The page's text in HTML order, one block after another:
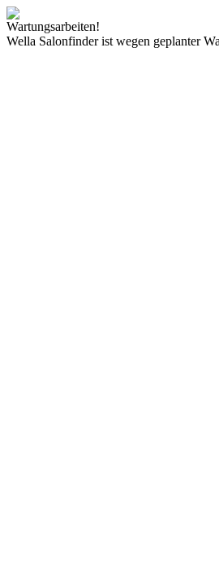
Wartungsarbeiten!
Wella Salonfinder ist wegen geplanter